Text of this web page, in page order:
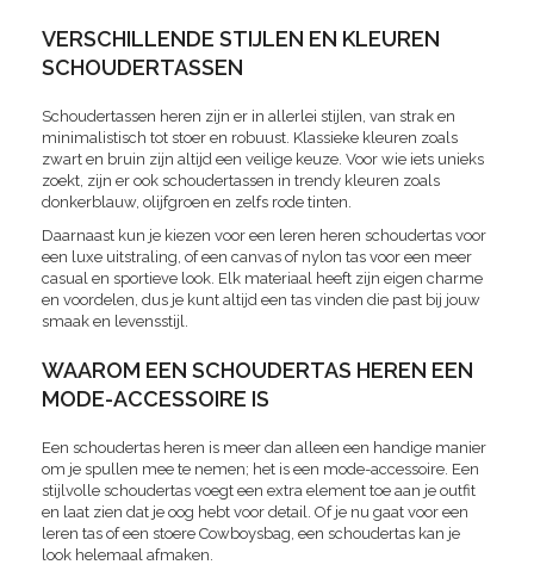
VERSCHILLENDE STIJLEN EN KLEUREN
SCHOUDERTASSEN
Schoudertassen heren zijn er in allerlei stijlen, van strak en
minimalistisch tot stoer en robuust. Klassieke kleuren zoals
zwart en bruin zijn altijd een veilige keuze. Voor wie iets unieks
zoekt, zijn er ook schoudertassen in trendy kleuren zoals
donkerblauw, olijfgroen en zelfs rode tinten.
Daarnaast kun je kiezen voor een leren heren schoudertas voor
een luxe uitstraling, of een canvas of nylon tas voor een meer
casual en sportieve look. Elk materiaal heeft zijn eigen charme
en voordelen, dus je kunt altijd een tas vinden die past bij jouw
smaak en levensstijl.
WAAROM EEN SCHOUDERTAS HEREN EEN
MODE-ACCESSOIRE IS
Een schoudertas heren is meer dan alleen een handige manier
om je spullen mee te nemen; het is een mode-accessoire. Een
stijlvolle schoudertas voegt een extra element toe aan je outfit
en laat zien dat je oog hebt voor detail. Of je nu gaat voor een
leren tas of een stoere Cowboysbag, een schoudertas kan je
look helemaal afmaken.